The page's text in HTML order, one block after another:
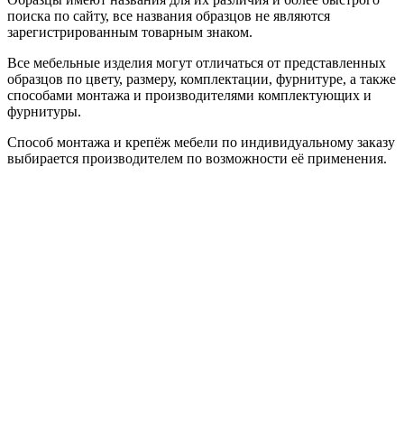
поиска по сайту, все названия образцов не являются
зарегистрированным товарным знаком.
Все мебельные изделия могут отличаться от представленных
образцов по цвету, размеру, комплектации, фурнитуре, а также
способами монтажа и производителями комплектующих и
фурнитуры.
Способ монтажа и крепёж мебели по индивидуальному заказу
выбирается производителем по возможности её применения.